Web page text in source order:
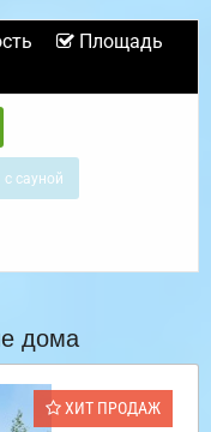
Площадь
с сауной
дома
ХИТ ПРОДАЖ